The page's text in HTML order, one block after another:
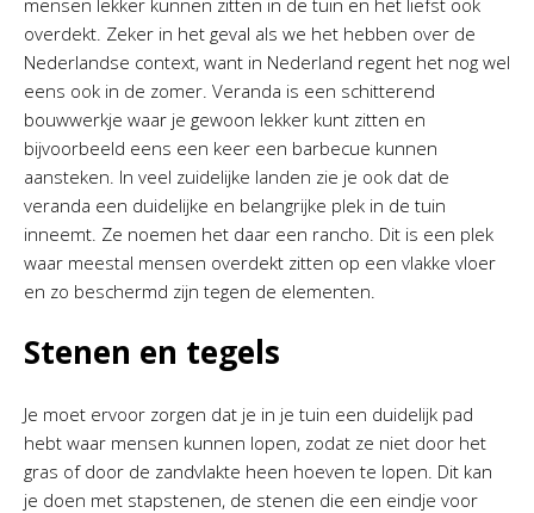
mensen lekker kunnen zitten in de tuin en het liefst ook
overdekt. Zeker in het geval als we het hebben over de
Nederlandse context, want in Nederland regent het nog wel
eens ook in de zomer. Veranda is een schitterend
bouwwerkje waar je gewoon lekker kunt zitten en
bijvoorbeeld eens een keer een barbecue kunnen
aansteken. In veel zuidelijke landen zie je ook dat de
veranda een duidelijke en belangrijke plek in de tuin
inneemt. Ze noemen het daar een rancho. Dit is een plek
waar meestal mensen overdekt zitten op een vlakke vloer
en zo beschermd zijn tegen de elementen.
Stenen en tegels
Je moet ervoor zorgen dat je in je tuin een duidelijk pad
hebt waar mensen kunnen lopen, zodat ze niet door het
gras of door de zandvlakte heen hoeven te lopen. Dit kan
je doen met stapstenen, de stenen die een eindje voor